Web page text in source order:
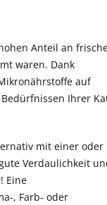
Anteil an
waren. Dank
auf
Ihrer
mit einer oder
Verdaulichkeit
Eine
, Farb- oder